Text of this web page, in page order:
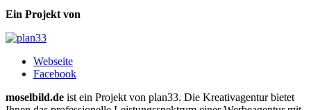
Ein Projekt von
Webseite
Facebook
moselbild.de ist ein Projekt von plan33. Die Kreativagentur bietet